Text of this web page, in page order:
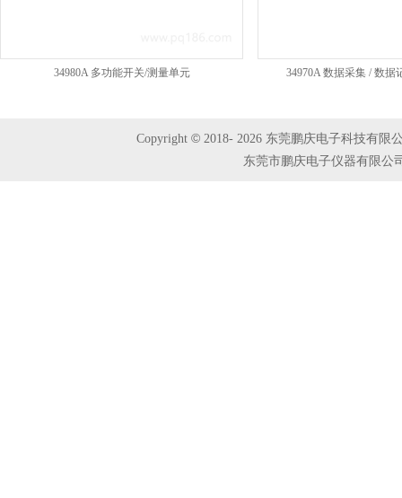
34980A 多功能开关/测量单元 34970A 数据采集 / 数据
Copyright ©2018- 2026 东莞鹏庆电子科技有
东莞市鹏庆电子仪器有限公